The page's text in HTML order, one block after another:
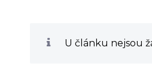
U článku nejsou